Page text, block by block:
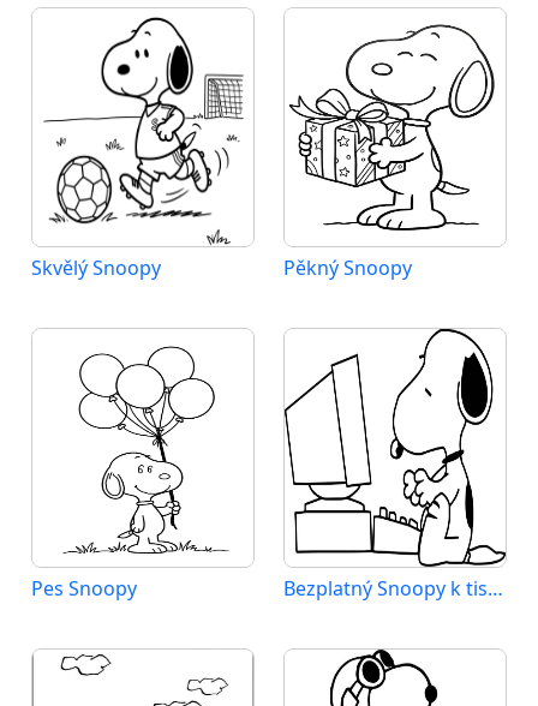
Skvělý Snoopy Pěkný Snoopy
Pes Snoopy Bezplatný Snoopy k tisku